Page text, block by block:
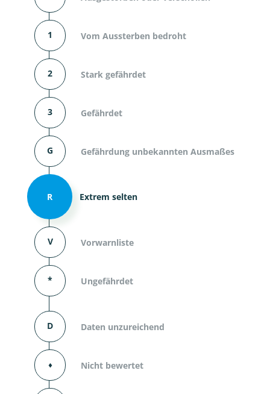
1 Vom Aussterben bedroht
2 Stark gefährdet
3 Gefährdet
G Gefährdung unbekannten Ausmaßes
R Extrem selten
V Vorwarnliste
* Ungefährdet
D Daten unzureichend
⬧ Nicht bewertet